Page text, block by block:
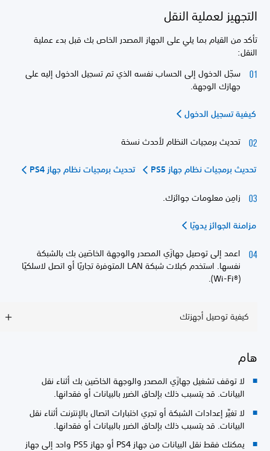
التجهيز لعملية النقل
تأكد من القيام بما يلي على الجهاز المصدر الخاص بك قبل بدء عملية
النقل:
سجّل الدخول إلى الحساب نفسه الذي تم تسجيل الدخول إليه على
جهازك الوجهة.
كيفية تسجيل الدخول
تحديث برمجيات النظام لأحدث نسخة
تحديث برمجيات نظام جهاز PS5 تحديث برمجيات نظام جهاز PS4
زامِن معلومات جوائزك.
مزامنة الجوائز يدويًا
اعمد إلى توصيل جهازَي المصدر والوجهة الخاصَين بك بالشبكة
نفسها. استخدم كبلات شبكة LAN المتوفرة تجاريًا أو اتصل لاسلكيًا
كيفية توصيل أجهزتك
هام
لا توقف تشغيل جهازَي المصدر والوجهة الخاصَين بك أثناء نقل
البيانات. قد يتسبب ذلك بإلحاق الضرر بالبيانات أو فقدانها.
لا تغيِّر إعدادات الشبكة أو تجري اختبارات اتصال بالإنترنت أثناء نقل
البيانات. قد يتسبب ذلك بإلحاق الضرر بالبيانات أو فقدانها.
يمكنك فقط نقل البيانات من جهاز PS4 أو جهاز PS5 واحد إلى جهاز